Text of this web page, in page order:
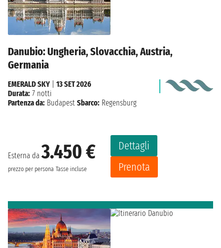
Danubio: Ungheria, Slovacchia, Austria,
Germania
Esterna da3.450 €
prezzo per persona Tasse incluse
Dettagli
Prenota
EMERALD SKY
13 SET 2026
Durata: 7 notti
Partenza da: Budapest Sbarco: Regensburg